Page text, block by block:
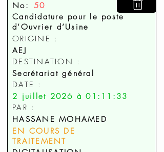
No: 50
Candidature pour le poste
d’Ouvrier d’Usine
ORIGINE :
AEJ
DESTINATION :
Secrétariat général
DATE :
2 juillet 2026 à 01:11:33
PAR :
HASSANE MOHAMED
EN COURS DE
TRAITEMENT